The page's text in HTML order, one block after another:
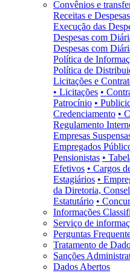
Convênios e
Receitas e Despesas
Execução das
Despesas com
Despesas com
Política de
Política de
Licitações e
• Licitações •
Patrocínio •
Credenciamento •
Regulamento
Empresas
Empregados
Pensionistas •
Efetivos • Cargos
Estagiários •
da Diretoria,
Estatutário •
Informações
Serviço de
Perguntas
Tratamento de
Sanções
Dados Abertos